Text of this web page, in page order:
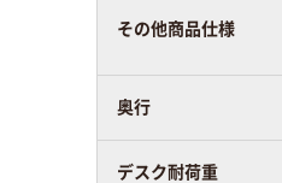
その他商品仕様
奥行
デスク耐荷重